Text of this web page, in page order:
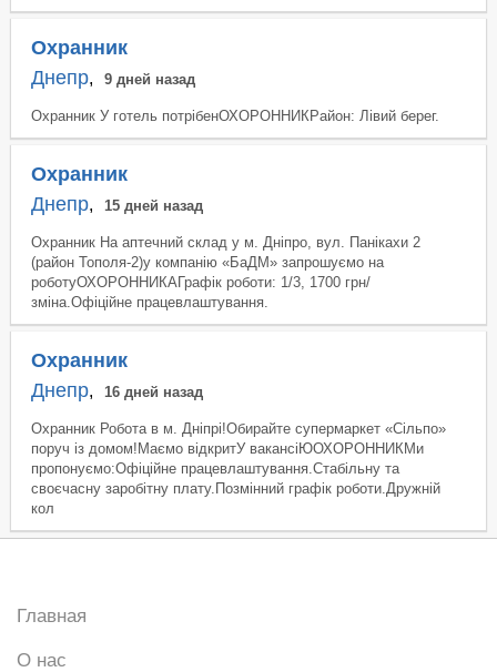
Охранник
Днепр, 9 дней назад
Охранник У готель потрібенОХОРОННИКРайон: Лівий берег.
Охранник
Днепр, 15 дней назад
Охранник На аптечний склад у м. Дніпро, вул. Панікахи 2
(район Тополя-2)у компанію «БаДМ» запрошуємо на
роботуОХОРОННИКАГрафік роботи: 1/3, 1700 грн/
зміна.Офіційне працевлаштування.
Охранник
Днепр, 16 дней назад
Охранник Робота в м. Дніпрі!Обирайте супермаркет «Сільпо»
поруч із домом!Маємо відкритУ вакансіЮОХОРОННИКМи
пропонуємо:Офіційне працевлаштування.Стабільну та
своєчасну заробітну плату.Позмінний графік роботи.Дружній
кол
Главная
О нас